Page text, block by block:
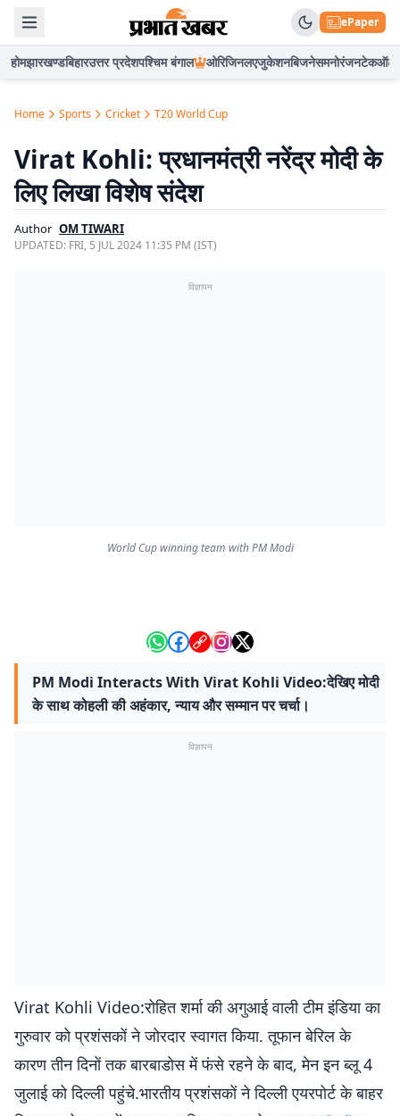
ePaper
होमझारखण्डबिहारउत्तर प्रदेशपश्चिम बंगाल ओरिजिनलएजुकेशनबिजनेसमनोरंजनटेकऑटो
Home Sports Cricket T20 World Cup
Virat Kohli: प्रधानमंत्री नरेंद्र मोदी के
लिए लिखा विशेष संदेश
Author OM TIWARI
UPDATED: FRI, 5 JUL 2024 11:35 PM (IST)
विज्ञापन
World Cup winning team with PM Modi
PM Modi Interacts With Virat Kohli Video:देखिए मोदी
के साथ कोहली की अहंकार, न्याय और सम्मान पर चर्चा।
विज्ञापन
Virat Kohli Video:रोहित शर्मा की अगुआई वाली टीम इंडिया का
गुरुवार को प्रशंसकों ने जोरदार स्वागत किया. तूफान बेरिल के
कारण तीन दिनों तक बारबाडोस में फंसे रहने के बाद, मेन इन ब्लू 4
जुलाई को दिल्ली पहुंचे.भारतीय प्रशंसकों ने दिल्ली एयरपोर्ट के बाहर